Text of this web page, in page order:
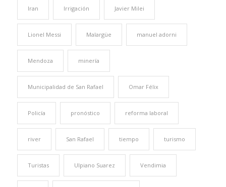
Iran Irrigación Javier Milei
Lionel Messi Malargüe manuel adorni
Mendoza minería
Municipalidad de San Rafael Omar Félix
Policía pronóstico reforma laboral
river San Rafael tiempo turismo
Turistas Ulpiano Suarez Vendimia